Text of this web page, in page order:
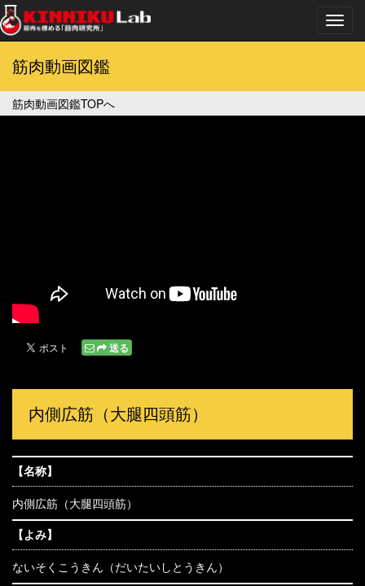
筋肉動画図鑑
筋肉動画図鑑TOPへ
送る
内側広筋（大腿四頭筋）
【名称】
内側広筋（大腿四頭筋）
【よみ】
ないそくこうきん（だいたいしとうきん）